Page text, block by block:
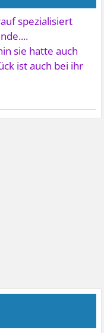
spezialisiert
sie hatte auch
ist auch bei ihr